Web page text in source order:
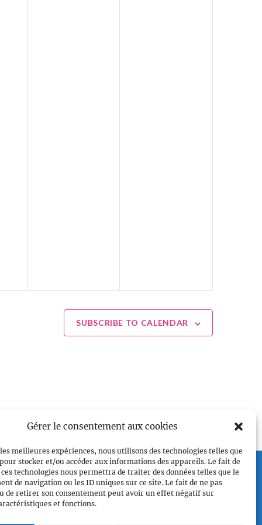
Gérer le consentement aux cookies
meilleures expériences, nous utilisons des technologies telles que
stocker et/ou accéder aux informations des appareils. Le fait de
technologies nous permettra de traiter des données telles que le
de navigation ou les ID uniques sur ce site. Le fait de ne pas
de retirer son consentement peut avoir un effet négatif sur
et fonctions.
SUBSCRIBE TO CALENDAR
Plan du site
Accueil
Qui sommes nous